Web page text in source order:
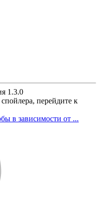
1.3.0
перейдите к
в зависимости от ...